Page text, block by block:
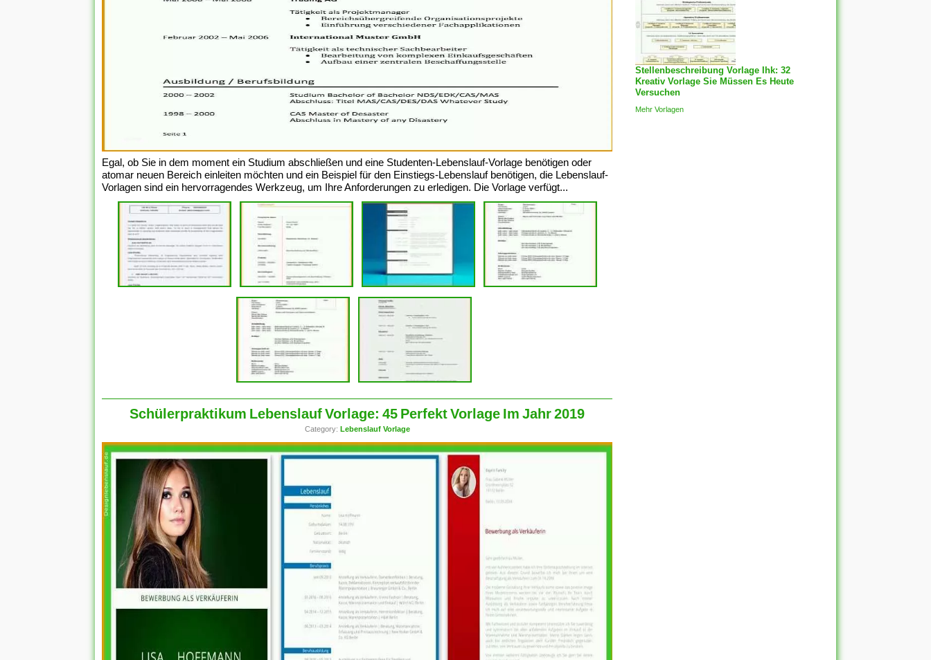
Egal, ob Sie in dem moment ein Studium abschließen und eine Studenten-Lebenslauf-Vorlage benötigen oder
atomar neuen Bereich einleiten möchten und ein Beispiel für den Einstiegs-Lebenslauf benötigen, die Lebenslauf-
Vorlagen sind ein hervorragendes Werkzeug, um Ihre Anforderungen zu erledigen. Die Vorlage verfügt...
Schülerpraktikum Lebenslauf Vorlage: 45 Perfekt Vorlage Im Jahr 2019
Category: Lebenslauf Vorlage
Stellenbeschreibung Vorlage Ihk: 32
Kreativ Vorlage Sie Müssen Es Heute
Versuchen
Mehr Vorlagen